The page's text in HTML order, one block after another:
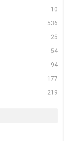
10
536
25
54
94
177
219